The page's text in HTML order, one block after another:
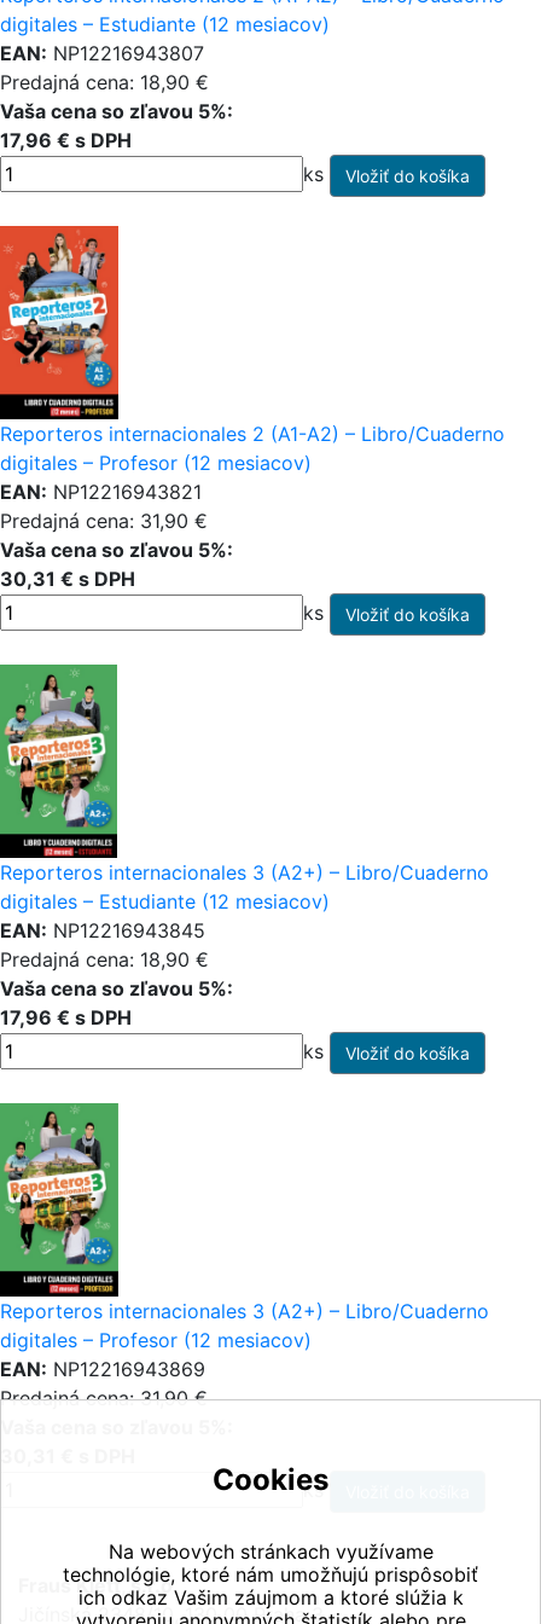
digitales – Estudiante (12 mesiacov)
EAN: NP12216943807
Predajná cena: 18,90 €
Vaša cena so zľavou 5%:
17,96 € s DPH
ks
Reporteros internacionales 2 (A1-A2) – Libro/Cuaderno
digitales – Profesor (12 mesiacov)
EAN: NP12216943821
Predajná cena: 31,90 €
Vaša cena so zľavou 5%:
30,31 € s DPH
ks
Reporteros internacionales 3 (A2+) – Libro/Cuaderno
digitales – Estudiante (12 mesiacov)
EAN: NP12216943845
Predajná cena: 18,90 €
Vaša cena so zľavou 5%:
17,96 € s DPH
ks
Reporteros internacionales 3 (A2+) – Libro/Cuaderno
digitales – Profesor (12 mesiacov)
EAN: NP12216943869
Predajná cena: 31,90 €
ks
Fraus Klett, s.r.o.
Jičínská 2348/10, 130 00 Praha 3
Cookies
Na webových stránkach využívame
technológie, ktoré nám umožňujú prispôsobiť
ich odkaz Vašim záujmom a ktoré slúžia k